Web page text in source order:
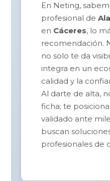
En Neting,
profesional de
en Cáceres, lo
recomendación.
no solo te da
integra en un
calidad y la
Al darte de alta,
ficha; te
validado ante
buscan
profesionales de